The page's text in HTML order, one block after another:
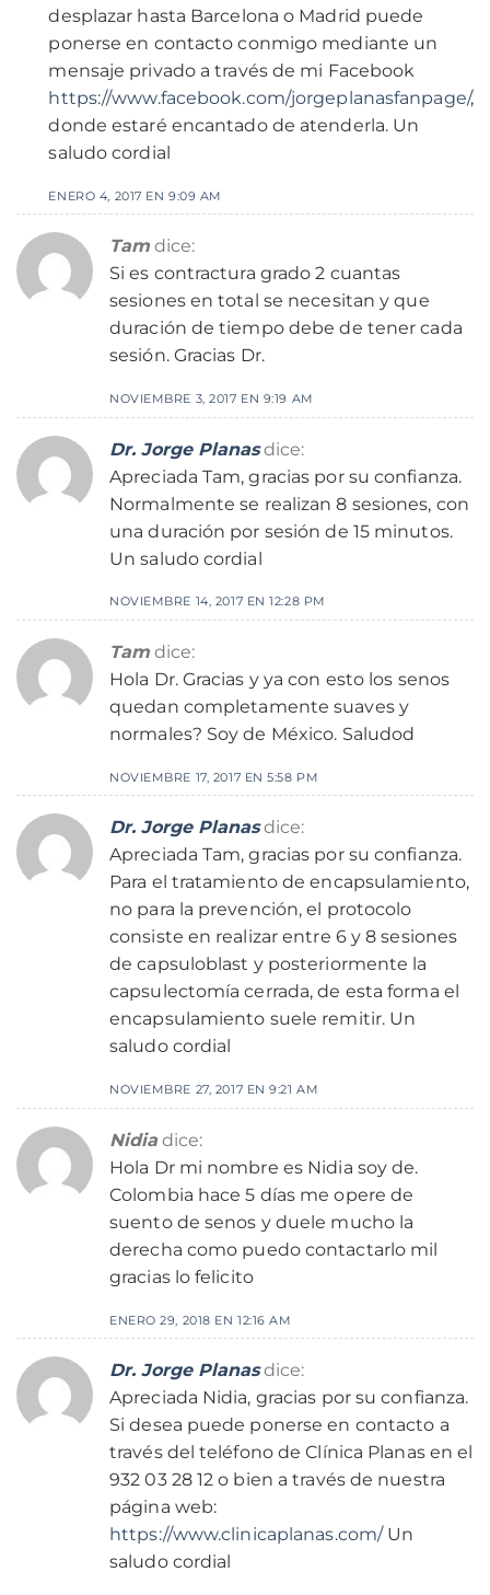
desplazar hasta Barcelona o Madrid puede
ponerse en contacto conmigo mediante un
mensaje privado a través de mi Facebook
https://www.facebook.com/jorgeplanasfanpage/,
donde estaré encantado de atenderla. Un
saludo cordial
ENERO 4, 2017 EN 9:09 AM
Tam dice:
Si es contractura grado 2 cuantas
sesiones en total se necesitan y que
duración de tiempo debe de tener cada
sesión. Gracias Dr.
NOVIEMBRE 3, 2017 EN 9:19 AM
Dr. Jorge Planas dice:
Apreciada Tam, gracias por su confianza.
Normalmente se realizan 8 sesiones, con
una duración por sesión de 15 minutos.
Un saludo cordial
NOVIEMBRE 14, 2017 EN 12:28 PM
Tam dice:
Hola Dr. Gracias y ya con esto los senos
quedan completamente suaves y
normales? Soy de México. Saludod
NOVIEMBRE 17, 2017 EN 5:58 PM
Dr. Jorge Planas dice:
Apreciada Tam, gracias por su confianza.
Para el tratamiento de encapsulamiento,
no para la prevención, el protocolo
consiste en realizar entre 6 y 8 sesiones
de capsuloblast y posteriormente la
capsulectomía cerrada, de esta forma el
encapsulamiento suele remitir. Un
saludo cordial
NOVIEMBRE 27, 2017 EN 9:21 AM
Nidia dice:
Hola Dr mi nombre es Nidia soy de.
Colombia hace 5 días me opere de
suento de senos y duele mucho la
derecha como puedo contactarlo mil
gracias lo felicito
ENERO 29, 2018 EN 12:16 AM
Dr. Jorge Planas dice:
Apreciada Nidia, gracias por su confianza.
Si desea puede ponerse en contacto a
través del teléfono de Clínica Planas en el
932 03 28 12 o bien a través de nuestra
página web:
https://www.clinicaplanas.com/Un
saludo cordial